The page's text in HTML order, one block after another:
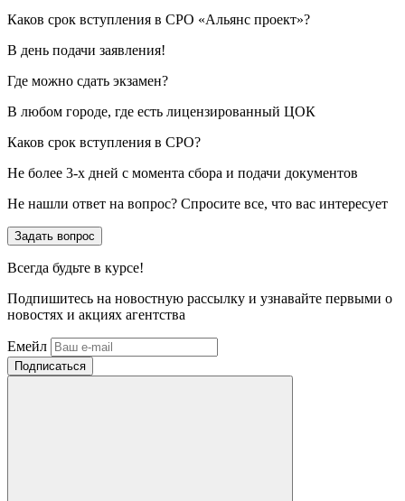
Каков срок вступления в СРО «Альянс проект»?
В день подачи заявления!
Где можно сдать экзамен?
В любом городе, где есть лицензированный ЦОК
Каков срок вступления в СРО?
Не более 3-х дней с момента сбора и подачи документов
Не нашли ответ на вопрос? Спросите все, что вас интересует
Задать вопрос
Всегда будьте в курсе!
Подпишитесь на новостную рассылку и узнавайте первыми о
новостях и акциях агентства
Емейл